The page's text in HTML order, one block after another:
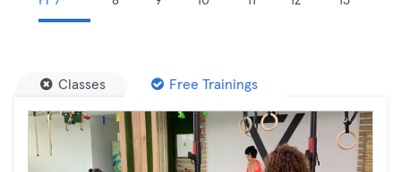
Classes Free Trainings